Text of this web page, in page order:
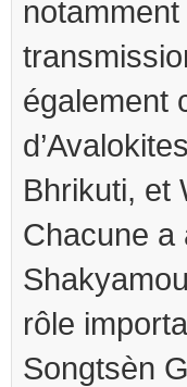
également
Bhrikuti, et
Chacune a
rôle
Songtsèn